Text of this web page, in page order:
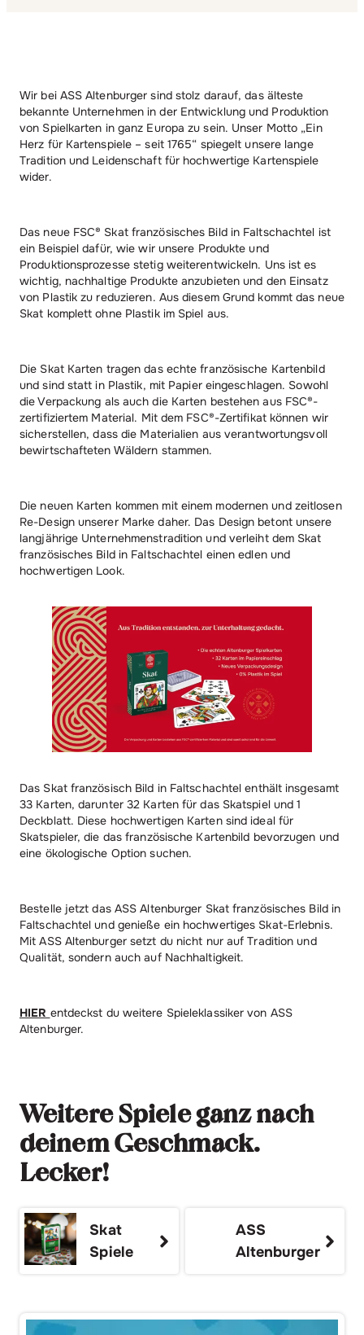
Wir bei ASS Altenburger sind stolz darauf, das älteste
bekannte Unternehmen in der Entwicklung und Produktion
von Spielkarten in ganz Europa zu sein. Unser Motto „Ein
Herz für Kartenspiele – seit 1765“ spiegelt unsere lange
Tradition und Leidenschaft für hochwertige Kartenspiele
wider.
Das neue FSC® Skat französisches Bild in Faltschachtel ist
ein Beispiel dafür, wie wir unsere Produkte und
Produktionsprozesse stetig weiterentwickeln. Uns ist es
wichtig, nachhaltige Produkte anzubieten und den Einsatz
von Plastik zu reduzieren. Aus diesem Grund kommt das neue
Skat komplett ohne Plastik im Spiel aus.
Die Skat Karten tragen das echte französische Kartenbild
und sind statt in Plastik, mit Papier eingeschlagen. Sowohl
die Verpackung als auch die Karten bestehen aus FSC®-
zertifiziertem Material. Mit dem FSC®-Zertifikat können wir
sicherstellen, dass die Materialien aus verantwortungsvoll
bewirtschafteten Wäldern stammen.
Die neuen Karten kommen mit einem modernen und zeitlosen
Re-Design unserer Marke daher. Das Design betont unsere
langjährige Unternehmenstradition und verleiht dem Skat
französisches Bild in Faltschachtel einen edlen und
hochwertigen Look.
Das Skat französisch Bild in Faltschachtel enthält insgesamt
33 Karten, darunter 32 Karten für das Skatspiel und 1
Deckblatt. Diese hochwertigen Karten sind ideal für
Skatspieler, die das französische Kartenbild bevorzugen und
eine ökologische Option suchen.
Bestelle jetzt das ASS Altenburger Skat französisches Bild in
Faltschachtel und genieße ein hochwertiges Skat-Erlebnis.
Mit ASS Altenburger setzt du nicht nur auf Tradition und
Qualität, sondern auch auf Nachhaltigkeit.
HIER entdeckst du weitere Spieleklassiker von ASS
Altenburger.
Weitere Spiele ganz nach
deinem Geschmack.
Lecker!
Skat
Spiele
ASS
Altenburger